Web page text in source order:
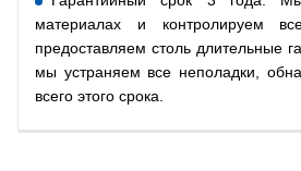
материалах и контролируем
предоставляем столь длительные
мы устраняем все неполадки,
всего этого срока.